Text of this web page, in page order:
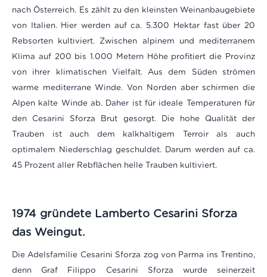
nach Österreich. Es zählt zu den kleinsten Weinanbaugebiete
von Italien. Hier werden auf ca. 5.300 Hektar fast über 20
Rebsorten kultiviert. Zwischen alpinem und mediterranem
Klima auf 200 bis 1.000 Metern Höhe profitiert die Provinz
von ihrer klimatischen Vielfalt. Aus dem Süden strömen
warme mediterrane Winde. Von Norden aber schirmen die
Alpen kalte Winde ab. Daher ist für ideale Temperaturen für
den Cesarini Sforza Brut gesorgt. Die hohe Qualität der
Trauben ist auch dem kalkhaltigem Terroir als auch
optimalem Niederschlag geschuldet. Darum werden auf ca.
45 Prozent aller Rebflächen helle Trauben kultiviert.
1974 gründete Lamberto Cesarini Sforza
das Weingut.
Die Adelsfamilie Cesarini Sforza zog von Parma ins Trentino,
denn Graf Filippo Cesarini Sforza wurde seinerzeit